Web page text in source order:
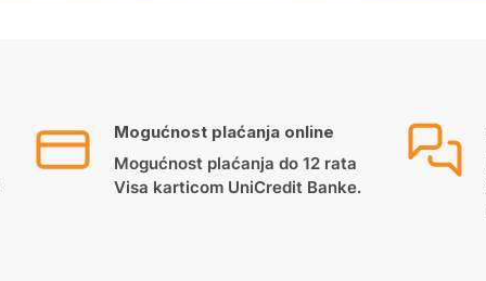
Mogućnost plaćanja online
Mogućnost plaćanja do 12 rata
Visa karticom UniCredit Banke.